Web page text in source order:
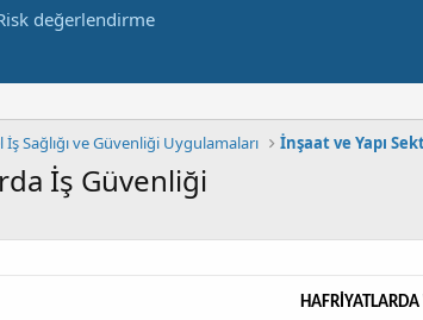
Sağlığı ve Güvenliği Uygulamaları İnşaat ve Yapı
İş Güvenliği